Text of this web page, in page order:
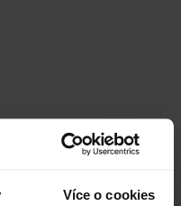
Více o cookies
si